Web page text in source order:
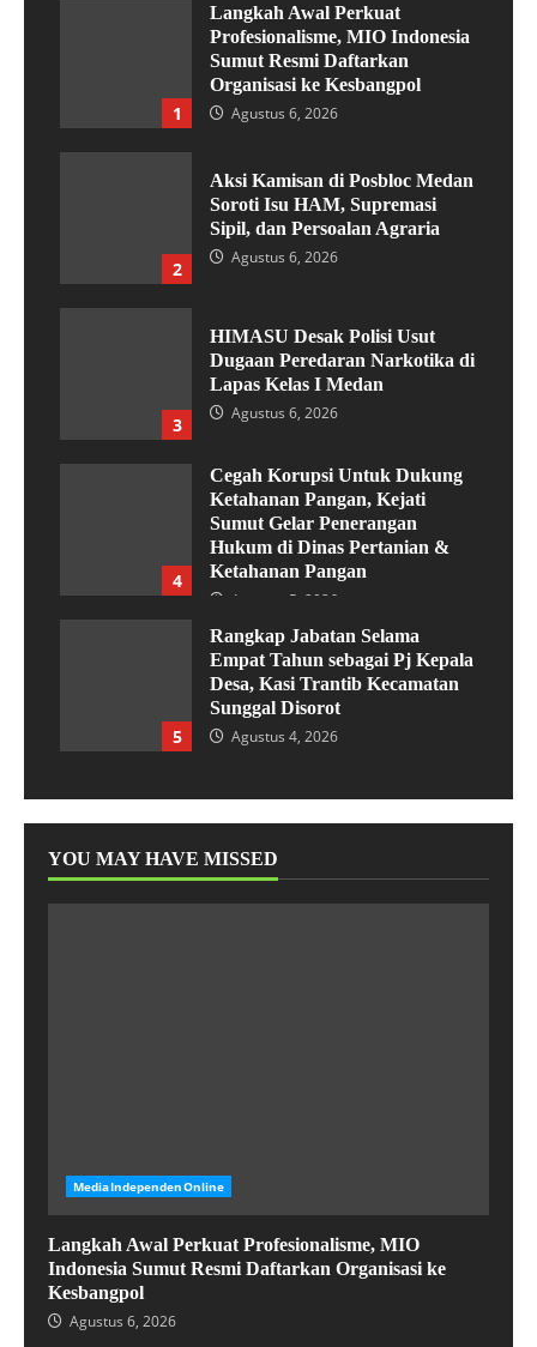
1
Langkah Awal Perkuat
Profesionalisme, MIO Indonesia
Sumut Resmi Daftarkan
Organisasi ke Kesbangpol
Agustus 6, 2026
2
Aksi Kamisan di Posbloc Medan
Soroti Isu HAM, Supremasi
Sipil, dan Persoalan Agraria
Agustus 6, 2026
3
HIMASU Desak Polisi Usut
Dugaan Peredaran Narkotika di
Lapas Kelas I Medan
Agustus 6, 2026
4
Cegah Korupsi Untuk Dukung
Ketahanan Pangan, Kejati
Sumut Gelar Penerangan
Hukum di Dinas Pertanian &
Ketahanan Pangan
Agustus 5, 2026
5
Rangkap Jabatan Selama
Empat Tahun sebagai Pj Kepala
Desa, Kasi Trantib Kecamatan
Sunggal Disorot
Agustus 4, 2026
YOU MAY HAVE MISSED
MediaIndependenOnline
Langkah Awal Perkuat Profesionalisme, MIO
Indonesia Sumut Resmi Daftarkan Organisasi ke
Kesbangpol
Agustus 6, 2026